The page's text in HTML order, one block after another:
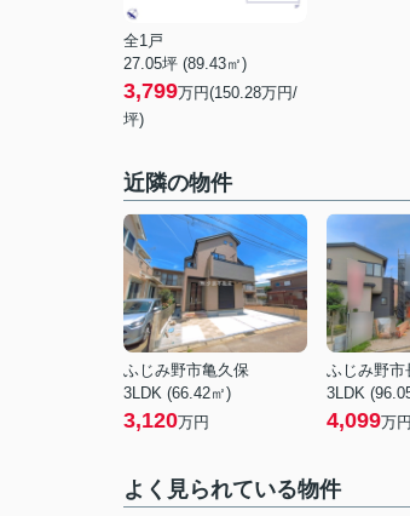
全1戸
27.05坪 (89.43㎡)
3,799万円(150.28万円/
坪)
近隣の物件
ふじみ野市亀久保
3LDK (66.42㎡)
3,120万円
ふじみ野市
3LDK
4,099万円
よく見られている物件